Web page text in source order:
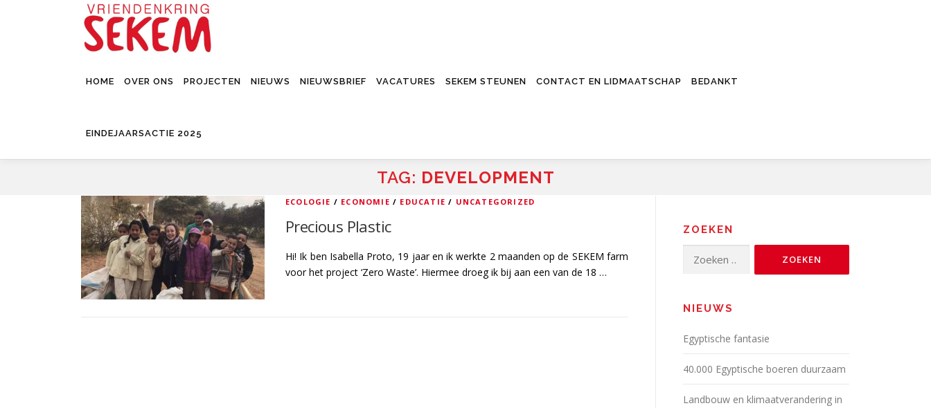
HOME OVER ONS PROJECTEN NIEUWS NIEUWSBRIEF VACATURES SEKEM STEUNEN CONTACT EN LIDMAATSCHAP BEDANKT
EINDEJAARSACTIE 2025
TAG: DEVELOPMENT
ECOLOGIE / ECONOMIE / EDUCATIE / UNCATEGORIZED
Precious Plastic
Hi! Ik ben Isabella Proto, 19 jaar en ik werkte 2 maanden op de SEKEM farm
voor het project ‘Zero Waste’. Hiermee droeg ik bij aan een van de 18 …
ZOEKEN
naar:
NIEUWS
Egyptische fantasie
40.000 Egyptische boeren duurzaam
Landbouw en klimaatverandering in